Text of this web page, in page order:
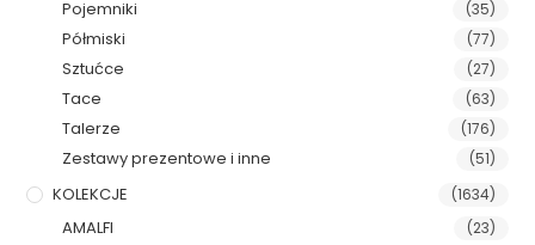
Pojemniki (35)
Półmiski (77)
Sztućce (27)
Tace (63)
Talerze (176)
Zestawy prezentowe i inne (51)
KOLEKCJE (1634)
AMALFI (23)